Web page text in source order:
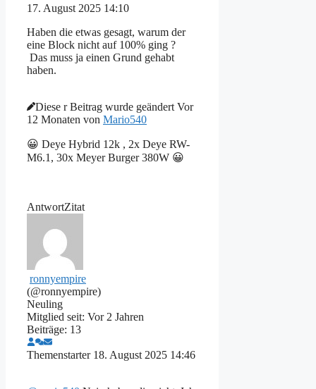
17. August 2025 14:10
Haben die etwas gesagt, warum der
eine Block nicht auf 100% ging ?
Das muss ja einen Grund gehabt
haben.
Diese r Beitrag wurde geändert Vor
12 Monaten von Mario540
😀 Deye Hybrid 12k , 2x Deye RW-
M6.1, 30x Meyer Burger 380W 😀
AntwortZitat
ronnyempire
(@ronnyempire)
Neuling
Mitglied seit: Vor 2 Jahren
Beiträge: 13
Themenstarter 18. August 2025 14:46